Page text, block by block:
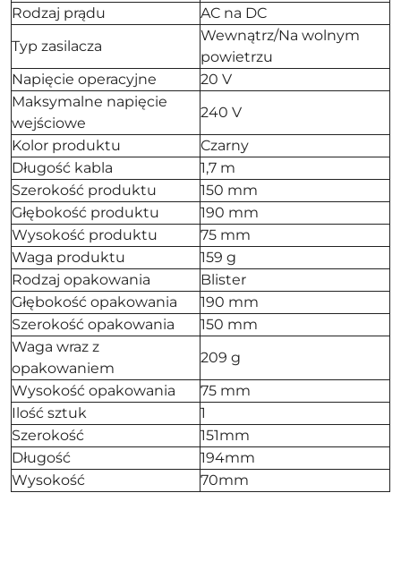
Rodzaj prądu
AC na DC
Typ zasilacza
Wewnątrz/Na wolnym
powietrzu
Napięcie operacyjne
20 V
Maksymalne napięcie
wejściowe
240 V
Kolor produktu
Czarny
Długość kabla
1,7 m
Szerokość produktu
150 mm
Głębokość produktu
190 mm
Wysokość produktu
75 mm
Waga produktu
159 g
Rodzaj opakowania
Blister
Głębokość opakowania
190 mm
Szerokość opakowania
150 mm
Waga wraz z
opakowaniem
209 g
Wysokość opakowania
75 mm
Ilość sztuk
1
Szerokość
151mm
Długość
194mm
Wysokość
70mm